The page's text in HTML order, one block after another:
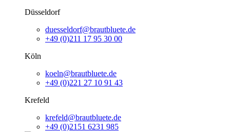
Düsseldorf
duesseldorf@brautbluete.de
+49 (0)211 17 95 30 00
Köln
koeln@brautbluete.de
+49 (0)221 27 10 91 43
Krefeld
krefeld@brautbluete.de
+49 (0)2151 6231 985